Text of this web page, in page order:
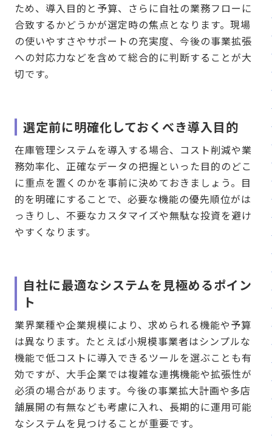
ため、導入目的と予算、さらに自社の業務フローに
合致するかどうかが選定時の焦点となります。現場
の使いやすさやサポートの充実度、今後の事業拡張
への対応力などを含めて総合的に判断することが大
切です。
選定前に明確化しておくべき導入目的
在庫管理システムを導入する場合、コスト削減や業
務効率化、正確なデータの把握といった目的のどこ
に重点を置くのかを事前に決めておきましょう。目
的を明確にすることで、必要な機能の優先順位がは
っきりし、不要なカスタマイズや無駄な投資を避け
やすくなります。
自社に最適なシステムを見極めるポイン
ト
業界業種や企業規模により、求められる機能や予算
は異なります。たとえば小規模事業者はシンプルな
機能で低コストに導入できるツールを選ぶことも有
効ですが、大手企業では複雑な連携機能や拡張性が
必須の場合があります。今後の事業拡大計画や多店
舗展開の有無なども考慮に入れ、長期的に運用可能
なシステムを見つけることが重要です。